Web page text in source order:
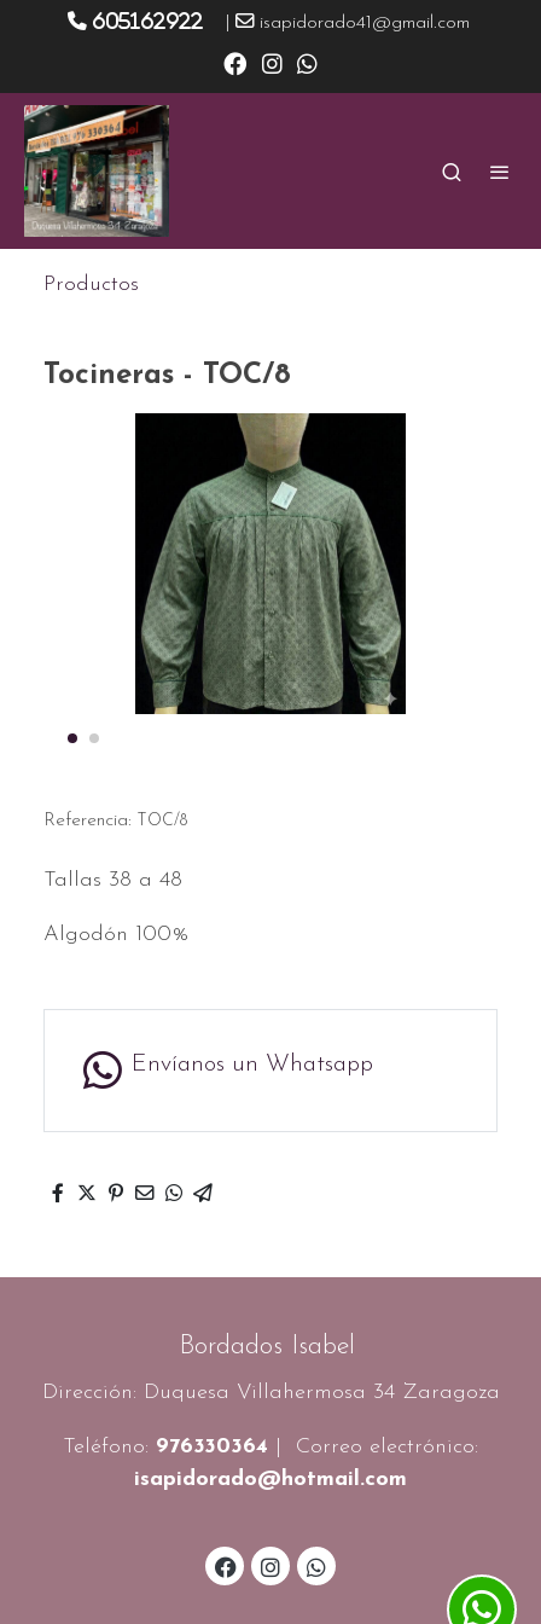
605162922 isapidorado41@gmail.com
Productos
Tocineras - TOC/8
Referencia: TOC/8
Tallas 38 a 48
Algodón 100%
Envíanos un Whatsapp
Bordados Isabel
Dirección: Duquesa Villahermosa 34 Zaragoza
Teléfono: 976330364 | Correo electrónico:
isapidorado@hotmail.com